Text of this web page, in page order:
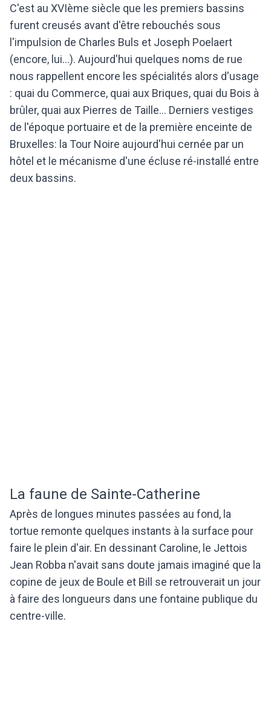
C'est au XVIème siècle que les premiers bassins
furent creusés avant d'être rebouchés sous
l'impulsion de Charles Buls et Joseph Poelaert
(encore, lui...). Aujourd'hui quelques noms de rue
nous rappellent encore les spécialités alors d'usage
: quai du Commerce, quai aux Briques, quai du Bois à
brûler, quai aux Pierres de Taille... Derniers vestiges
de l'époque portuaire et de la première enceinte de
Bruxelles: la Tour Noire aujourd'hui cernée par un
hôtel et le mécanisme d'une écluse ré-installé entre
deux bassins.
La faune de Sainte-Catherine
Après de longues minutes passées au fond, la
tortue remonte quelques instants à la surface pour
faire le plein d'air. En dessinant Caroline, le Jettois
Jean Robba n'avait sans doute jamais imaginé que la
copine de jeux de Boule et Bill se retrouverait un jour
à faire des longueurs dans une fontaine publique du
centre-ville.